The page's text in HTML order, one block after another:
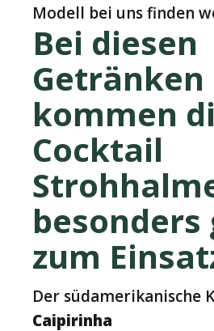
Modell bei uns finden
Bei diesen
Getränken
kommen
Cocktail
besonders
zum
Der südamerikanische
Caipirinha